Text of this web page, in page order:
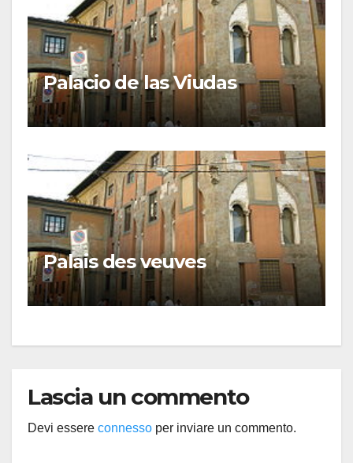
Palacio de las Viudas
Palais des veuves
Lascia un commento
Devi essere connesso per inviare un commento.